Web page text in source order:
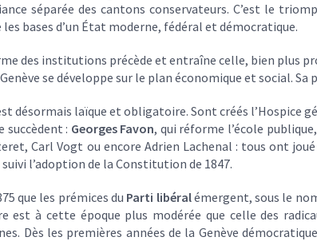
séparée des cantons conservateurs. C’est le
bases d’un État moderne, fédéral et démocratique.
des institutions précède et entraîne celle, bien plus
se développe sur le plan économique et social.
désormais laïque et obligatoire. Sont créés l’Hospice
succèdent : Georges Favon, qui réforme l’école
Carl Vogt ou encore Adrien Lachenal : tous ont
l’adoption de la Constitution de 1847.
que les prémices du Parti libéralémergent, sous le
est à cette époque plus modérée que celle des
Dès les premières années de la Genève